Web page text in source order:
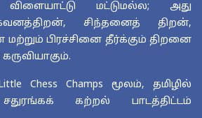
மட்டுமல்ல; அது
சிந்தனைத் திறன்,
மற்றும் பிரச்சினை தீர்க்கும் திறனை
Chess Champs மூலம், தமிழில்
கற்றல் பாடத்திட்டம்